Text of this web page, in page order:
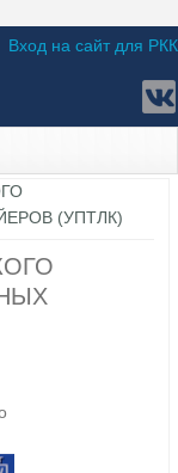
Вход на сайт для РКК
(УПТЛК)